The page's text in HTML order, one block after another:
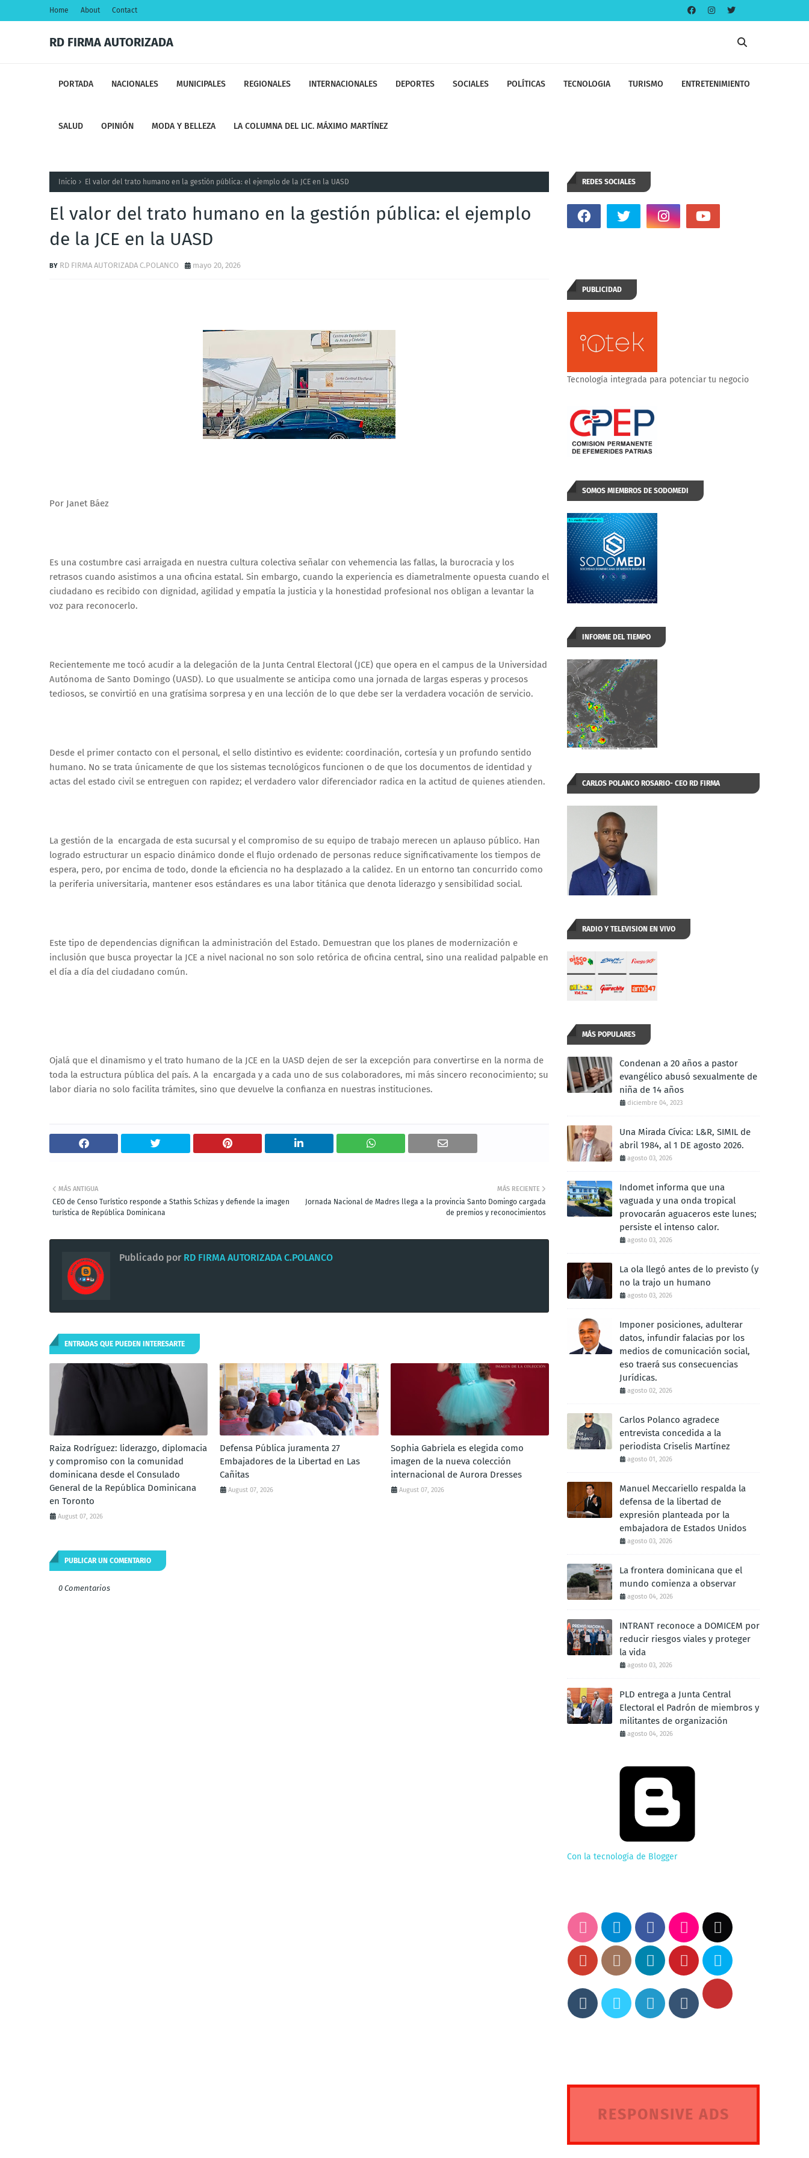
Home About Contact
RD FIRMA AUTORIZADA
PORTADA NACIONALES MUNICIPALES REGIONALES INTERNACIONALES DEPORTES SOCIALES POLÍTICAS TECNOLOGIA TURISMO ENTRETENIMIENTO
SALUD OPINIÓN MODA Y BELLEZA LA COLUMNA DEL LIC. MÁXIMO MARTÍNEZ
Inicio El valor del trato humano en la gestión pública: el ejemplo de la JCE en la UASD
El valor del trato humano en la gestión pública: el ejemplo
de la JCE en la UASD
RD FIRMA AUTORIZADA C.POLANCO mayo 20, 2026
Por Janet Báez
Es una costumbre casi arraigada en nuestra cultura colectiva señalar con vehemencia las fallas, la burocracia y los
retrasos cuando asistimos a una oficina estatal. Sin embargo, cuando la experiencia es diametralmente opuesta cuando el
ciudadano es recibido con dignidad, agilidad y empatía la justicia y la honestidad profesional nos obligan a levantar la
voz para reconocerlo.
Recientemente me tocó acudir a la delegación de la Junta Central Electoral (JCE) que opera en el campus de la Universidad
Autónoma de Santo Domingo (UASD). Lo que usualmente se anticipa como una jornada de largas esperas y procesos
tediosos, se convirtió en una gratísima sorpresa y en una lección de lo que debe ser la verdadera vocación de servicio.
Desde el primer contacto con el personal, el sello distintivo es evidente: coordinación, cortesía y un profundo sentido
humano. No se trata únicamente de que los sistemas tecnológicos funcionen o de que los documentos de identidad y
actas del estado civil se entreguen con rapidez; el verdadero valor diferenciador radica en la actitud de quienes atienden.
La gestión de la encargada de esta sucursal y el compromiso de su equipo de trabajo merecen un aplauso público. Han
logrado estructurar un espacio dinámico donde el flujo ordenado de personas reduce significativamente los tiempos de
espera, pero, por encima de todo, donde la eficiencia no ha desplazado a la calidez. En un entorno tan concurrido como
la periferia universitaria, mantener esos estándares es una labor titánica que denota liderazgo y sensibilidad social.
Este tipo de dependencias dignifican la administración del Estado. Demuestran que los planes de modernización e
inclusión que busca proyectar la JCE a nivel nacional no son solo retórica de oficina central, sino una realidad palpable en
el día a día del ciudadano común.
Ojalá que el dinamismo y el trato humano de la JCE en la UASD dejen de ser la excepción para convertirse en la norma de
toda la estructura pública del país. A la encargada y a cada uno de sus colaboradores, mi más sincero reconocimiento; su
labor diaria no solo facilita trámites, sino que devuelve la confianza en nuestras instituciones.
MÁS RECIENTE
Jornada Nacional de Madres llega a la provincia Santo Domingo cargada
de premios y reconocimientos
MÁS ANTIGUA
CEO de Censo Turístico responde a Stathis Schizas y defiende la imagen
turística de República Dominicana
Publicado por RD FIRMA AUTORIZADA C.POLANCO
ENTRADAS QUE PUEDEN INTERESARTE
Raiza Rodríguez: liderazgo, diplomacia
y compromiso con la comunidad
dominicana desde el Consulado
General de la República Dominicana
en Toronto
August 07, 2026
Defensa Pública juramenta 27
Embajadores de la Libertad en Las
Cañitas
August 07, 2026
Sophia Gabriela es elegida como
imagen de la nueva colección
internacional de Aurora Dresses
August 07, 2026
PUBLICAR UN COMENTARIO
0 Comentarios
REDES SOCIALES
PUBLICIDAD
Tecnología integrada para potenciar tu negocio
SOMOS MIEMBROS DE SODOMEDI
INFORME DEL TIEMPO
CARLOS POLANCO ROSARIO- CEO RD FIRMA
AUTORIZADA
RADIO Y TELEVISION EN VIVO
MÁS POPULARES
Condenan a 20 años a pastor
evangélico abusó sexualmente de
niña de 14 años
diciembre 04, 2023
Una Mirada Cívica: L&R, SIMIL de
abril 1984, al 1 DE agosto 2026.
agosto 03, 2026
Indomet informa que una
vaguada y una onda tropical
provocarán aguaceros este lunes;
persiste el intenso calor.
agosto 03, 2026
La ola llegó antes de lo previsto (y
no la trajo un humano
agosto 03, 2026
Imponer posiciones, adulterar
datos, infundir falacias por los
medios de comunicación social,
eso traerá sus consecuencias
Jurídicas.
agosto 02, 2026
Carlos Polanco agradece
entrevista concedida a la
periodista Criselis Martínez
agosto 01, 2026
Manuel Meccariello respalda la
defensa de la libertad de
expresión planteada por la
embajadora de Estados Unidos
agosto 03, 2026
La frontera dominicana que el
mundo comienza a observar
agosto 04, 2026
INTRANT reconoce a DOMICEM por
reducir riesgos viales y proteger
la vida
agosto 03, 2026
PLD entrega a Junta Central
Electoral el Padrón de miembros y
militantes de organización
agosto 04, 2026
Con la tecnología de Blogger
RESPONSIVE ADS